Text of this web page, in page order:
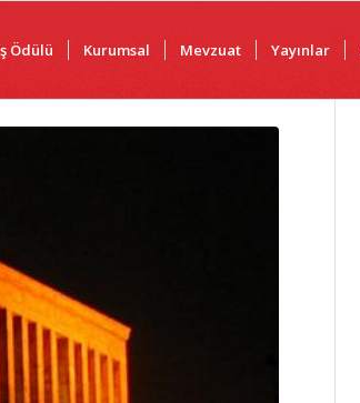
Ödülü Kurumsal Mevzuat Yayınlar